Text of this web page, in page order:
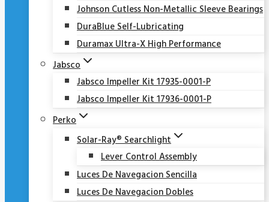
Johnson Cutless Non-Metallic Sleeve Bearings
DuraBlue Self-Lubricating
Duramax Ultra-X High Performance
Jabsco
Jabsco Impeller Kit 17935-0001-P
Jabsco Impeller Kit 17936-0001-P
Perko
Solar-Ray® Searchlight
Lever Control Assembly
Luces De Navegacion Sencilla
Luces De Navegacion Dobles